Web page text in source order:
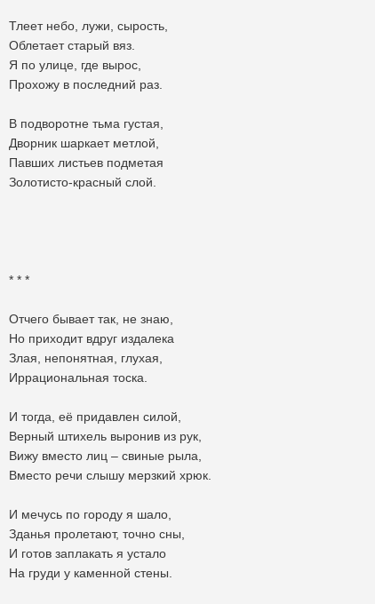
Тлеет небо, лужи, сырость,
Облетает старый вяз.
Я по улице, где вырос,
Прохожу в последний раз.
В подворотне тьма густая,
Дворник шаркает метлой,
Павших листьев подметая
Золотисто-красный слой.
* * *
Отчего бывает так, не знаю,
Но приходит вдруг издалека
Злая, непонятная, глухая,
Иррациональная тоска.
И тогда, её придавлен силой,
Верный штихель выронив из рук,
Вижу вместо лиц – свиные рыла,
Вместо речи слышу мерзкий хрюк.
И мечусь по городу я шало,
Зданья пролетают, точно сны,
И готов заплакать я устало
На груди у каменной стены.